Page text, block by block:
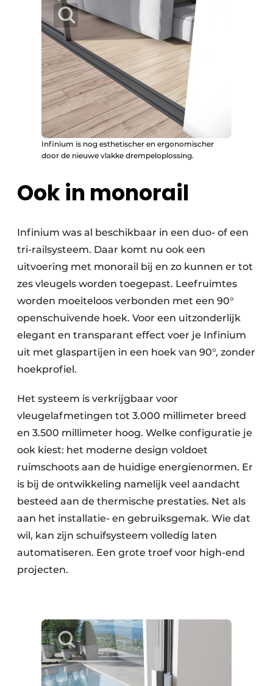
Infinium is nog esthetischer en ergonomischer
door de nieuwe vlakke drempeloplossing.
Ook in monorail
Infinium was al beschikbaar in een duo- of een
tri-railsysteem. Daar komt nu ook een
uitvoering met monorail bij en zo kunnen er tot
zes vleugels worden toegepast. Leefruimtes
worden moeiteloos verbonden met een 90°
openschuivende hoek. Voor een uitzonderlijk
elegant en transparant effect voer je Infinium
uit met glaspartijen in een hoek van 90°, zonder
hoekprofiel.
Het systeem is verkrijgbaar voor
vleugelafmetingen tot 3.000 millimeter breed
en 3.500 millimeter hoog. Welke configuratie je
ook kiest: het moderne design voldoet
ruimschoots aan de huidige energienormen. Er
is bij de ontwikkeling namelijk veel aandacht
besteed aan de thermische prestaties. Net als
aan het installatie- en gebruiksgemak. Wie dat
wil, kan zijn schuifsysteem volledig laten
automatiseren. Een grote troef voor high-end
projecten.